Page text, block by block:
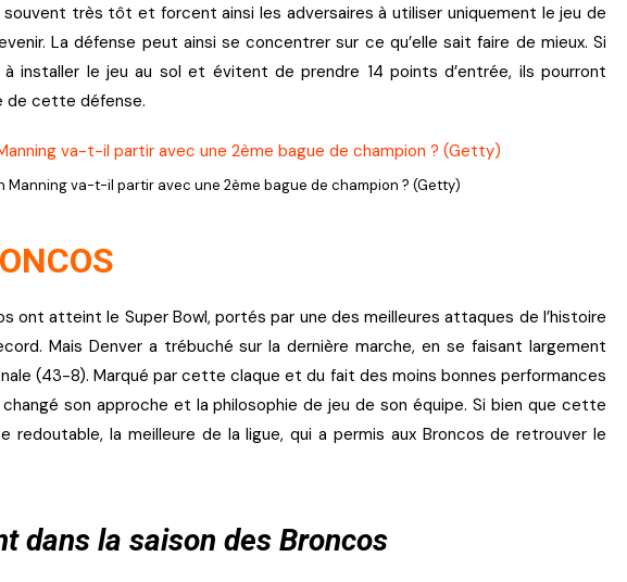
très tôt et forcent ainsi les adversaires à utiliser uniquement le jeu de
La défense peut ainsi se concentrer sur ce qu’elle sait faire de mieux. Si
installer le jeu au sol et évitent de prendre 14 points d’entrée, ils pourront
de cette défense.
Manning va-t-il partir avec une 2ème bague de champion ? (Getty)
ont atteint le Super Bowl, portés par une des meilleures attaques de l’histoire
Mais Denver a trébuché sur la dernière marche, en se faisant largement
(43-8). Marqué par cette claque et du fait des moins bonnes performances
changé son approche et la philosophie de jeu de son équipe. Si bien que cette
redoutable, la meilleure de la ligue, qui a permis aux Broncos de retrouver le
dans la saison des Broncos